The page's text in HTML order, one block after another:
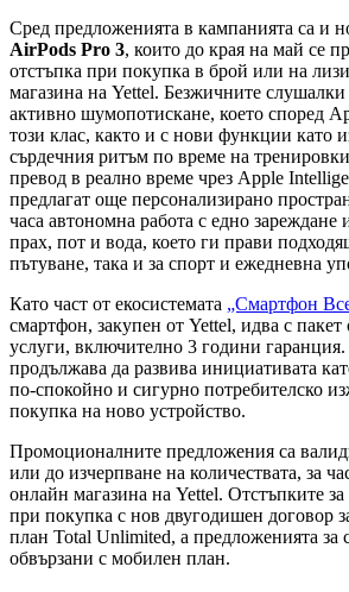
Сред предложенията в кампанията са и
AirPods Pro 3, които до края на май се
отстъпка при покупка в брой или на
магазина на Yettel. Безжичните
активно шумопотискане, което според
този клас, както и с нови функции като
сърдечния ритъм по време на
превод в реално време чрез Apple
предлагат още персонализирано
часа автономна работа с едно
прах, пот и вода, което ги прави
пътуване, така и за спорт и ежедневна
Като част от екосистемата „Смартфон
смартфон, закупен от Yettel, идва с
услуги, включително 3 години
продължава да развива инициативата
по-спокойно и сигурно потребителско
покупка на ново устройство.
Промоционалните предложения са
или до изчерпване на количествата, за
онлайн магазина на Yettel. Отстъпките
при покупка с нов двугодишен договор
план Total Unlimited, а предложенията за
обвързани с мобилен план.